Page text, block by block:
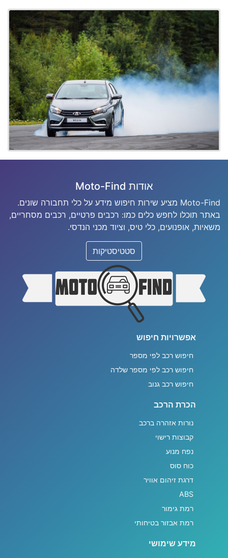
אודות Moto-Find
Moto-Find מציע שירות חיפוש מידע על כלי תחבורה שונים.
באתר תוכלו לחפש כלים כמו: רכבים פרטיים, רכבים מסחריים,
משאיות, אופנועים, כלי טיס, וציוד מכני הנדסי.
סטטיסטיקות
אפשרויות חיפוש
חיפוש רכב לפי מספר
חיפוש רכב לפי מספר שלדה
חיפוש רכב גנוב
הכרת הרכב
נורות אזהרה ברכב
קבוצות רישוי
נפח מנוע
כוח סוס
דרגת זיהום אוויר
ABS
רמת גימור
רמת אבזור בטיחותי
מידע שימושי